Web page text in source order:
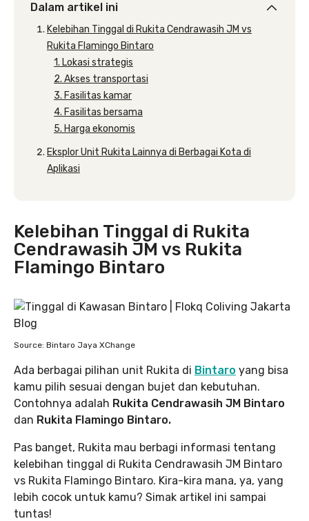
Dalam artikel ini
Kelebihan Tinggal di Rukita Cendrawasih JM vs
Rukita Flamingo Bintaro
1. Lokasi strategis
2. Akses transportasi
3. Fasilitas kamar
4. Fasilitas bersama
5. Harga ekonomis
Eksplor Unit Rukita Lainnya di Berbagai Kota di
Aplikasi
Kelebihan Tinggal di Rukita
Cendrawasih JM vs Rukita
Flamingo Bintaro
Source: Bintaro Jaya XChange
Ada berbagai pilihan unit Rukita di Bintaro yang bisa
kamu pilih sesuai dengan bujet dan kebutuhan.
Contohnya adalah Rukita Cendrawasih JM Bintaro
dan Rukita Flamingo Bintaro.
Pas banget, Rukita mau berbagi informasi tentang
kelebihan tinggal di Rukita Cendrawasih JM Bintaro
vs Rukita Flamingo Bintaro. Kira-kira mana, ya, yang
lebih cocok untuk kamu? Simak artikel ini sampai
tuntas!